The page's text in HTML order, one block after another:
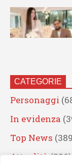
CATEGORIE
Personaggi
In evidenza
Top News
Attualità (336)